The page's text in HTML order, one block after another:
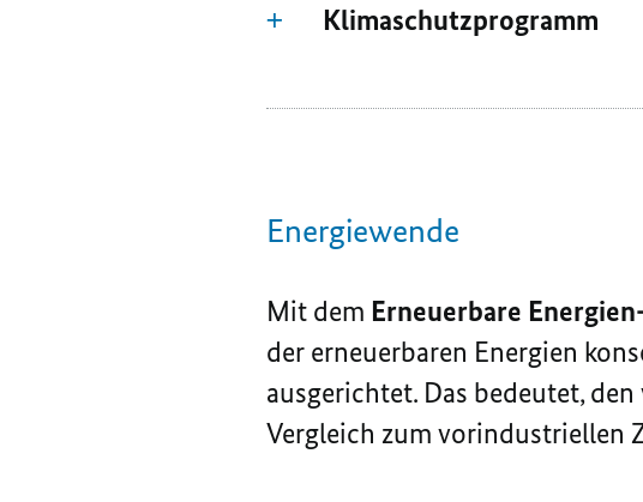
Klimaschutzprogramm
Energiewende
Mit dem Erneuerbare
der erneuerbaren Energien
ausgerichtet. Das bedeutet,
Vergleich zum vorindustriellen